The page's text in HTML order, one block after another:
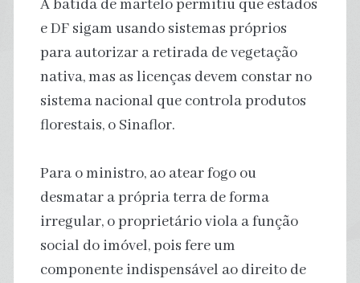
A batida de martelo permitiu que estados
e DF sigam usando sistemas próprios
para autorizar a retirada de vegetação
nativa, mas as licenças devem constar no
sistema nacional que controla produtos
florestais, o Sinaflor.
Para o ministro, ao atear fogo ou
desmatar a própria terra de forma
irregular, o proprietário viola a função
social do imóvel, pois fere um
componente indispensável ao direito de